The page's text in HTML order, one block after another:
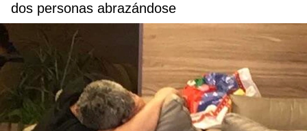
dos personas abrazándose